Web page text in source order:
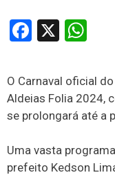
Facebook
X
O Carnaval oficial
Aldeias Folia 2024,
se prolongará até a
Uma vasta
prefeito Kedson